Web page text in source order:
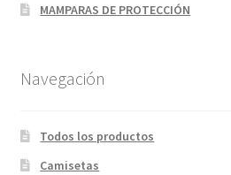
MAMPARAS DE PROTECCIÓN
Navegación
Todos los productos
Camisetas